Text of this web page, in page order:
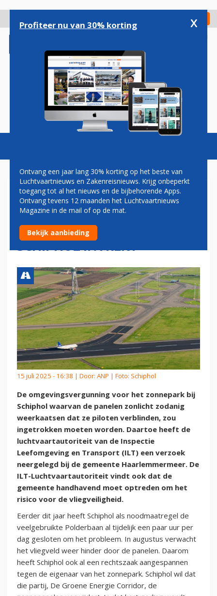
gaan
Check in
Magazine Podcasts Vacatures
ILT WIL DAT GEMEENTE
VERGUNNING
ZONNEPANELEN BIJ
SCHIPHOL INTREKT
15 juli 2025 - 16:38 | Door: ANP | Foto: Schiphol
De omgevingsvergunning voor het zonnepark bij
Schiphol waarvan de panelen zonlicht zodanig
weerkaatsen dat ze piloten verblinden, zou
ingetrokken moeten worden. Daartoe heeft de
luchtvaartautoriteit van de Inspectie
Leefomgeving en Transport (ILT) een verzoek
neergelegd bij de gemeente Haarlemmermeer. De
ILT-Luchtvaartautoriteit vindt ook dat de
gemeente handhavend moet optreden om het
risico voor de vliegveiligheid.
Eerder dit jaar heeft Schiphol als noodmaatregel de
veelgebruikte Polderbaan al tijdelijk een paar uur per
dag gesloten om het probleem. In augustus verwacht
het vliegveld weer hinder door de panelen. Daarom
heeft Schiphol ook al een rechtszaak aangespannen
tegen de eigenaar van het zonnepark. Schiphol wil dat
die partij, De Groene Energie Corridor, de
Profiteer nu van 30% korting x
Ontvang een jaar lang 30% korting op het beste van
Luchtvaartnieuws en Zakenreisnieuws. Krijg onbeperkt
toegang tot al het nieuws en de bijbehorende Apps.
Ontvang tevens 12 maanden het Luchtvaartnieuws
Magazine in de mail of op de mat.
Bekijk aanbieding